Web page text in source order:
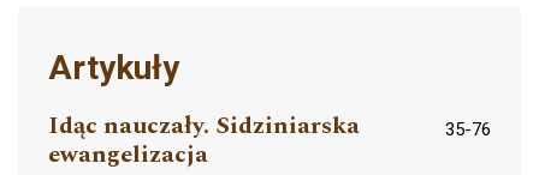
Artykuły
Idąc nauczały. Sidziniarska
ewangelizacja
35-76